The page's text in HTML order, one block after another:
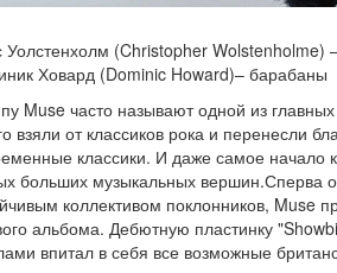
Уолстенхолм (Christopher Wolstenholme)
Ховард (Dominic Howard)– барабаны
Muse часто называют одной из
взяли от классиков рока и перенесли
классики. И даже самое начало
больших музыкальных вершин.Сперва
коллективом поклонников, Muse
альбома. Дебютную пластинку
впитал в себя все возможные